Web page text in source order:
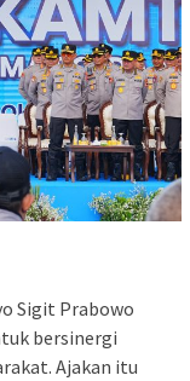
Sigit Prabowo
bersinergi
Ajakan itu